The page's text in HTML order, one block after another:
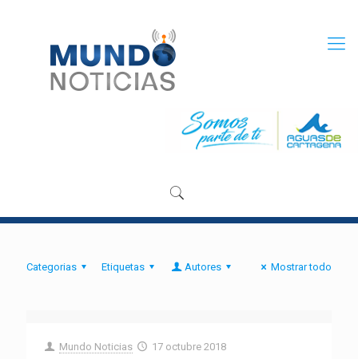
Categorias Etiquetas Autores Mostrar todo
Mundo Noticias 17 octubre 2018